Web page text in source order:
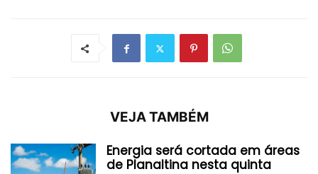
VEJA TAMBÉM
Energia será cortada em áreas
de Planaltina nesta quinta